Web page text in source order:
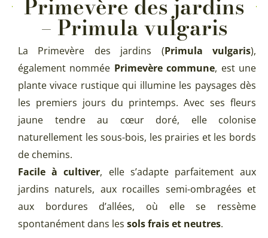
Primevère des jardins
– Primula vulgaris
La Primevère des jardins (Primula vulgaris),
également nommée Primevère commune, est une
plante vivace rustique qui illumine les paysages dès
les premiers jours du printemps. Avec ses fleurs
jaune tendre au cœur doré, elle colonise
naturellement les sous-bois, les prairies et les bords
de chemins.
Facile à cultiver, elle s’adapte parfaitement aux
jardins naturels, aux rocailles semi-ombragées et
aux bordures d’allées, où elle se ressème
spontanément dans les sols frais et neutres.